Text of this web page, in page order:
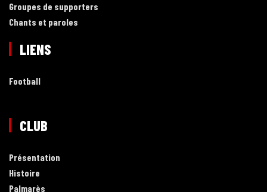
Groupes de supporters
Chants et paroles
LIENS
Football
CLUB
Présentation
Histoire
Palmarès